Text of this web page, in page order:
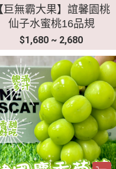
巨無霸大果】誼馨園桃
仙子水蜜桃16品規
$1,680 ~ 2,680